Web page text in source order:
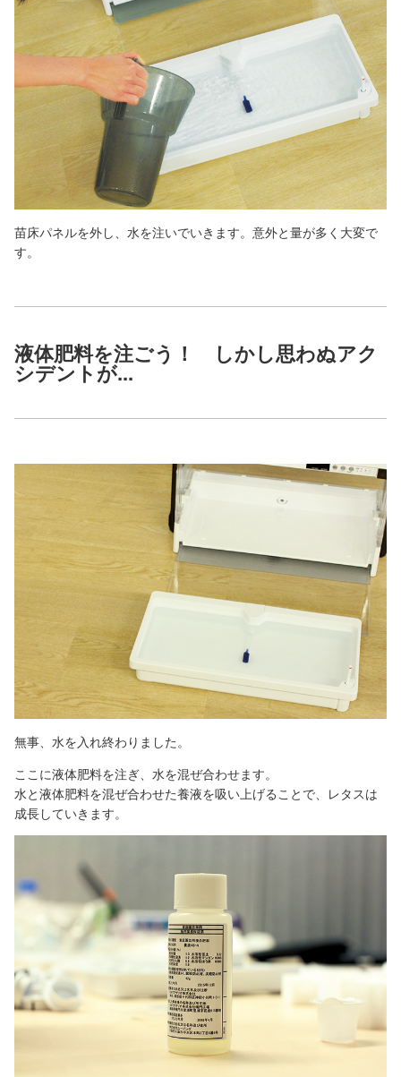
苗床パネルを外し、水を注いでいきます。意外と量が多く大変で
す。
液体肥料を注ごう！ しかし思わぬアク
シデントが...
無事、水を入れ終わりました。
ここに液体肥料を注ぎ、水を混ぜ合わせます。
水と液体肥料を混ぜ合わせた養液を吸い上げることで、レタスは
成長していきます。